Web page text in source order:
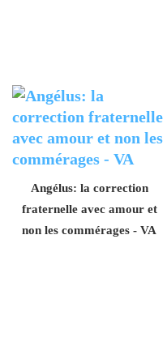
Angélus: la correction
fraternelle avec amour et
non les commérages - VA